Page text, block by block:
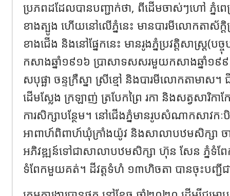
ប្រភពដដែលបានបញ្ជាក់ថា, ពីដើមចាស់ៗហៅ ភ្នំពេជ្
ខាងត្បូង ហើយនៅលើភ្នំនេះ មានបារមីលោកតាស័ក្តិ
ខាងជើង និងនៅផ្នែកនេះ មានរូងភ្នំប្រវត្តិសាស្ត្រ(បច្
កសាងឆ្នាំ១៩១៦ ប្រាសាទសសរមួយកសាងឆ្នាំ១៩៩
សបុផ្ឆា ចន្ទក្រឺស្នា ស្រីខ្មៅ និងបារមីលោកតាមាស។
ដើមស្លែង ក្រឡាញ់ ត្របែកព្រៃ រកា និងសត្វសារិកា
ការសិក្សាបន្ថែម។ នៅជើងភ្នំមានរូបសំណាកសាវ
អាពាហ៍ពិពាហ៍ឃុំក្រាំងយ៉ូវ និងសាលាបឋមសិក្សា ចា
អភិវឌ្ឍន៍ទៅជាសាលាបឋមសិក្សា ហ៊ុន សែន ភ្នំទំពែ
ទំពែកមួយគត់។ ដីវត្តទំហំ ១៣ហិចតា បានចុះបញ្ជីជ